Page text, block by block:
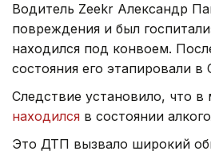
Водитель Zeekr Александр
повреждения и был
находился под конвоем.
состояния его этапировали в
Следствие установило, что
находился в состоянии
Это ДТП вызвало широкий